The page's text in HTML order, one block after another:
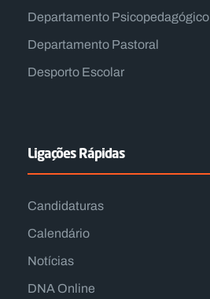
Departamento Psicopedagógico
Departamento Pastoral
Desporto Escolar
Ligações Rápidas
Candidaturas
Calendário
Notícias
DNA Online